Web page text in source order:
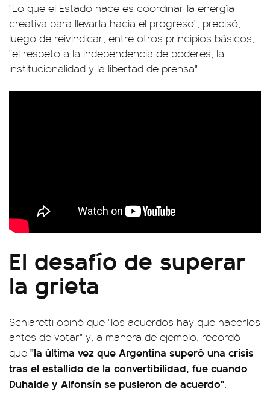
"Lo que el Estado hace es coordinar la energía
creativa para llevarla hacia el progreso", precisó,
luego de reivindicar, entre otros principios básicos,
"el respeto a la independencia de poderes, la
institucionalidad y la libertad de prensa".
El desafío de superar
la grieta
Schiaretti opinó que "los acuerdos hay que hacerlos
antes de votar" y, a manera de ejemplo, recordó
que "la última vez que Argentina superó una crisis
tras el estallido de la convertibilidad, fue cuando
Duhalde y Alfonsín se pusieron de acuerdo".